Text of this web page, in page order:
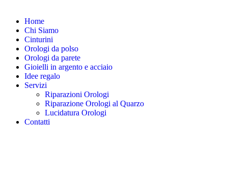
Home
Chi Siamo
Cinturini
Orologi da polso
Orologi da parete
Gioielli in argento e acciaio
Idee regalo
Servizi
Riparazioni Orologi
Riparazione Orologi al Quarzo
Lucidatura Orologi
Contatti